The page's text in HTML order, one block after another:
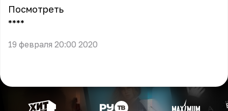
Посмотреть
** **
19 февраля 20:00 2020